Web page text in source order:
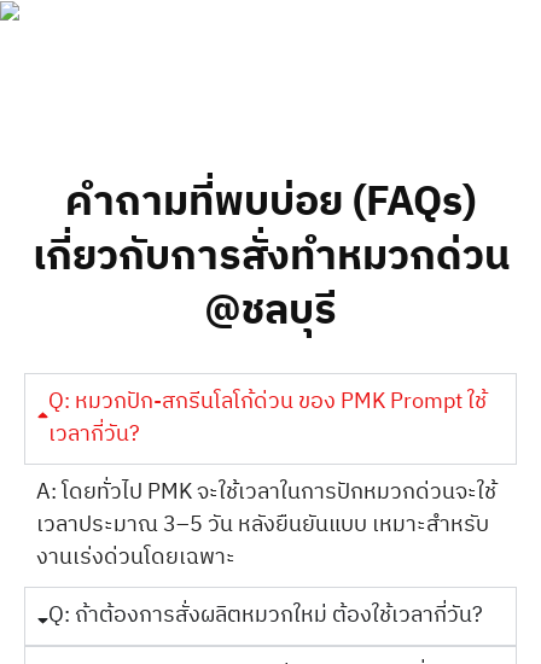
คำถามที่พบบ่อย (FAQs)
เกี่ยวกับการสั่งทำหมวกด่วน
@ชลบุรี
Q: หมวกปัก-สกรีนโลโก้ด่วน ของ PMK Prompt ใช้
เวลากี่วัน?
A: โดยทั่วไป PMK จะใช้เวลาในการปักหมวกด่วนจะใช้
เวลาประมาณ 3–5 วัน หลังยืนยันแบบ เหมาะสำหรับ
งานเร่งด่วนโดยเฉพาะ
Q: ถ้าต้องการสั่งผลิตหมวกใหม่ ต้องใช้เวลากี่วัน?